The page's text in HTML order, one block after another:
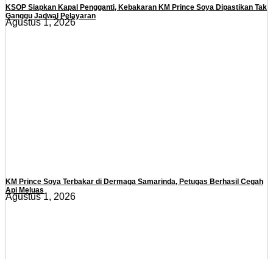
KSOP Siapkan Kapal Pengganti, Kebakaran KM Prince Soya Dipastikan Tak
Ganggu Jadwal Pelayaran
Agustus 1, 2026
KM Prince Soya Terbakar di Dermaga Samarinda, Petugas Berhasil Cegah
Api Meluas
Agustus 1, 2026